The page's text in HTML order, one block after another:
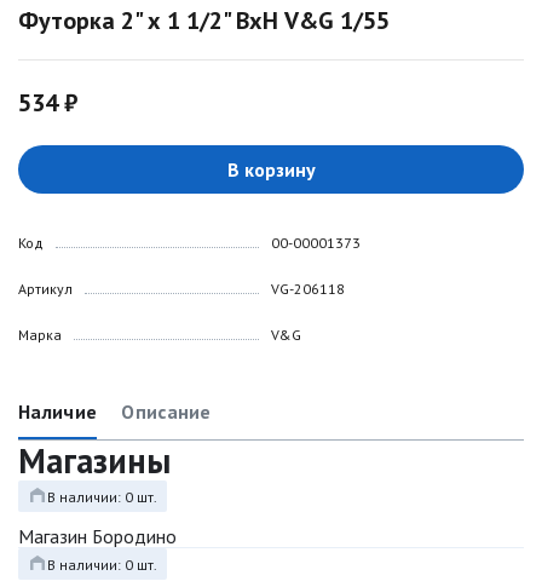
Футорка 2" х 1 1/2" ВхН V&G 1/55
534 ₽
В корзину
Код
Артикул
Марка
00-00001373
VG-206118
V&G
Наличие Описание
Магазины
В наличии: 0 шт.
Магазин Бородино
В наличии: 0 шт.